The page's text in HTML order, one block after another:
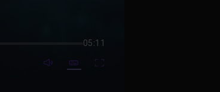
05:11
mute video
SubtitlesFullscreen